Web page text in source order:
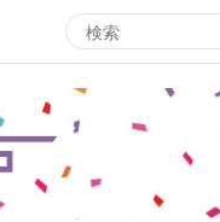
3分で
ス～ 所さん